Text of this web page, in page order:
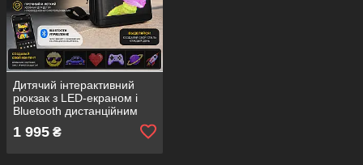
Дитячий інтерактивний
рюкзак з LED-екраном і
Bluetooth дистанційним
садка, Чорний
1 995 ₴